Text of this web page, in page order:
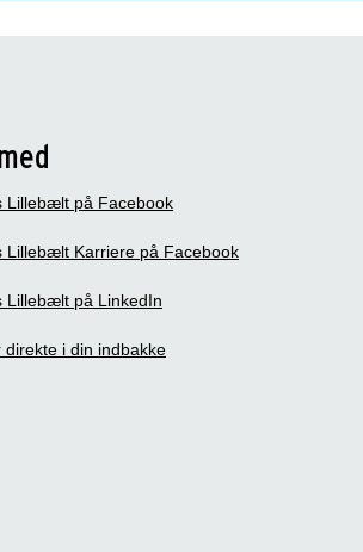
Lillebælt på Facebook
Lillebælt Karriere på Facebook
Lillebælt på LinkedIn
direkte i din indbakke